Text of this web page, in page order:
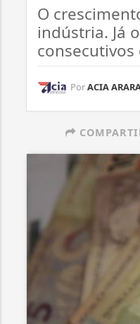
O
indústria. Já
PorACIA